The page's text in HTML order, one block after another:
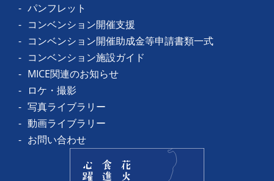
パンフレット
コンベンション開催支援
コンベンション開催助成金等申請書類一式
コンベンション施設ガイド
MICE関連のお知らせ
ロケ・撮影
写真ライブラリー
動画ライブラリー
お問い合わせ